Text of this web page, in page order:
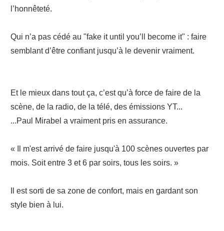
l’honnêteté.
Qui n’a pas cédé au "fake it until you’ll become it" : faire
semblant d’être confiant jusqu’à le devenir vraiment.
Et le mieux dans tout ça, c’est qu’à force de faire de la
scène, de la radio, de la télé, des émissions YT...
...Paul Mirabel a vraiment pris en assurance.
« Il m'est arrivé de faire jusqu'à 100 scènes ouvertes par
mois. Soit entre 3 et 6 par soirs, tous les soirs. »
Il est sorti de sa zone de confort, mais en gardant son
style bien à lui.